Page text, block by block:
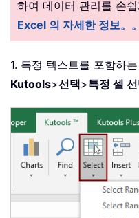
하여 데이터 관리를 손쉽
Excel 의 자세한 정보。。
1. 특정 텍스트를 포함하
Kutools>선택>특정 셀